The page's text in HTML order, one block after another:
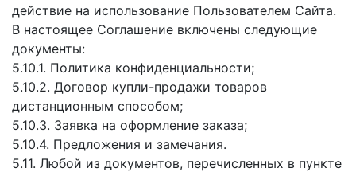
действие на использование Пользователем Сайта.
В настоящее Соглашение включены следующие
документы:
5.10.1. Политика конфиденциальности;
5.10.2. Договор купли-продажи товаров
дистанционным способом;
5.10.3. Заявка на оформление заказа;
5.10.4. Предложения и замечания.
5.11. Любой из документов, перечисленных в пункте